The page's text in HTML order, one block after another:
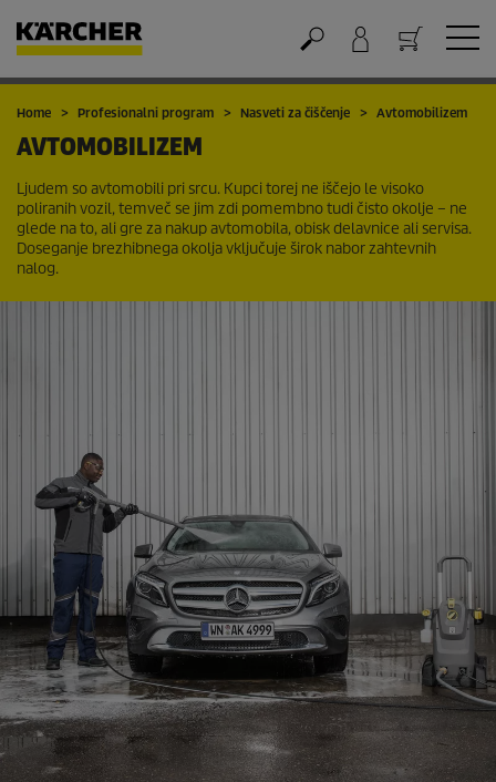
Nakupovalna košarica
Home Profesionalni program Nasveti za čiščenje Avtomobilizem
AVTOMOBILIZEM
Ljudem so avtomobili pri srcu. Kupci torej ne iščejo le visoko
poliranih vozil, temveč se jim zdi pomembno tudi čisto okolje – ne
glede na to, ali gre za nakup avtomobila, obisk delavnice ali servisa.
Doseganje brezhibnega okolja vključuje širok nabor zahtevnih
nalog.